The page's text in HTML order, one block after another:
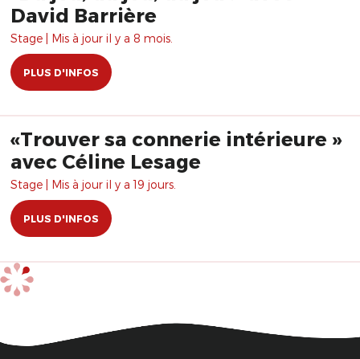
David Barrière
Stage | Mis à jour il y a 8 mois.
PLUS D'INFOS
«Trouver sa connerie intérieure »
avec Céline Lesage
Stage | Mis à jour il y a 19 jours.
PLUS D'INFOS